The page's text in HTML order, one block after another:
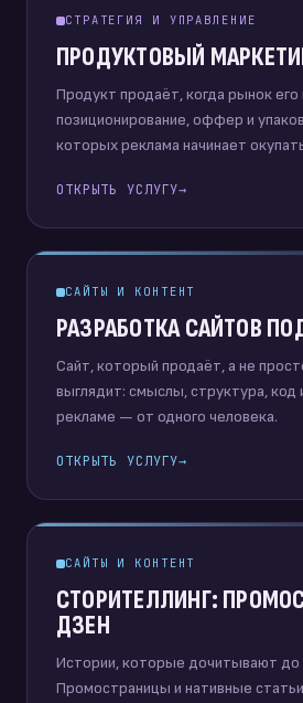
СТРАТЕГИЯ И УПРАВЛЕНИЕ
ПРОДУКТОВЫЙ
Продукт продаёт, когда рынок его
позиционирование, оффер и
которых реклама начинает
ОТКРЫТЬ УСЛУГУ→
САЙТЫ И КОНТЕНТ
РАЗРАБОТКА САЙТОВ
Сайт, который продаёт, а не
выглядит: смыслы, структура, код
рекламе — от одного человека.
ОТКРЫТЬ УСЛУГУ→
САЙТЫ И КОНТЕНТ
СТОРИТЕЛЛИНГ:
ДЗЕН
Истории, которые дочитывают до
Промостраницы и нативные